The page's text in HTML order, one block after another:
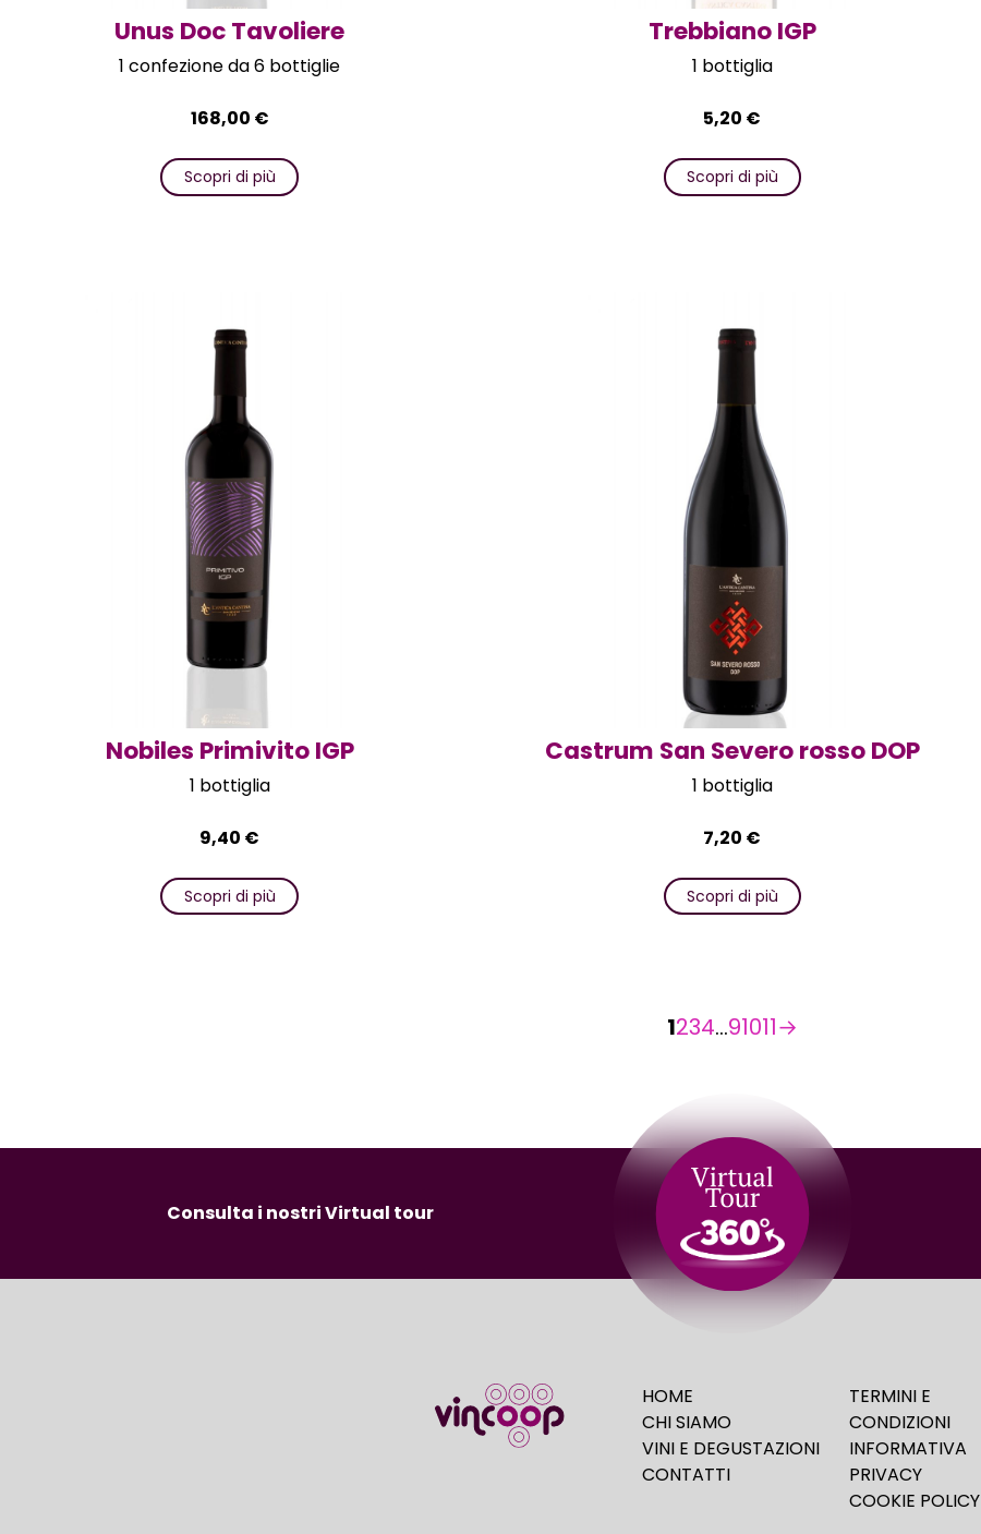
Unus Doc Tavoliere
1 confezione da 6 bottiglie
168,00 €
Scopri di più
Trebbiano IGP
1 bottiglia
5,20 €
Scopri di più
Nobiles Primivito IGP
1 bottiglia
9,40 €
Scopri di più
Castrum San Severo rosso DOP
1 bottiglia
7,20 €
Scopri di più
1234…91011→
Consulta i nostri Virtual tour
HOME
CHI SIAMO
VINI E DEGUSTAZIONI
CONTATTI
TERMINI E
CONDIZIONI
INFORMATIVA
PRIVACY
COOKIE POLICY